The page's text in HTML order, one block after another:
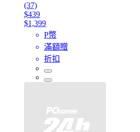
(37)
$439
$1,399
P幣
滿額贈
折扣